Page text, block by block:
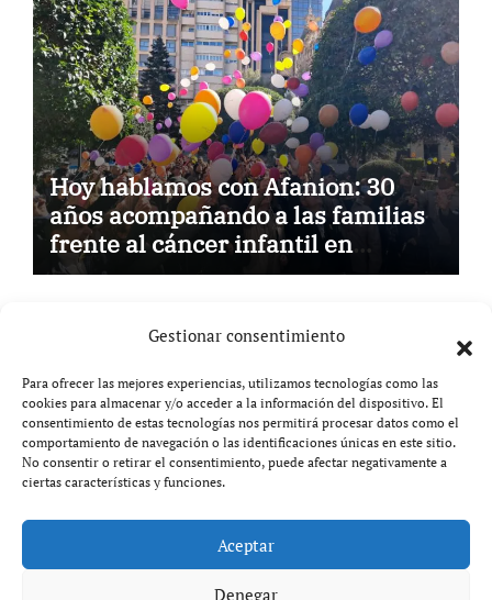
Gestionar consentimiento
Para ofrecer las mejores experiencias, utilizamos tecnologías como las
cookies para almacenar y/o acceder a la información del dispositivo. El
consentimiento de estas tecnologías nos permitirá procesar datos como el
comportamiento de navegación o las identificaciones únicas en este sitio.
No consentir o retirar el consentimiento, puede afectar negativamente a
ciertas características y funciones.
Aceptar
Denegar
Hoy hablamos con Afanion: 30
años acompañando a las familias
frente al cáncer infantil en
Castilla-La Mancha
Aviso legal
Política de privacidad
Copyright © All rights reserved